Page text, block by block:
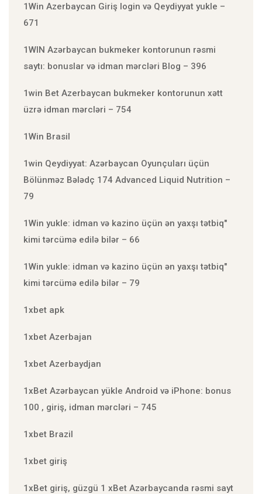
1Win Azerbaycan Giriş login və Qeydiyyat yukle –
671
1WIN Azərbaycan bukmeker kontorunun rəsmi
saytı: bonuslar və idman mərcləri Blog – 396
1win Bet Azerbaycan bukmeker kontorunun xətt
üzrə idman mərcləri – 754
1Win Brasil
1win Qeydiyyat: Azərbaycan Oyunçuları üçün
Bölünməz Bələdç 174 Advanced Liquid Nutrition –
79
1Win yukle: idman və kazino üçün ən yaxşı tətbiq"
kimi tərcümə edilə bilər – 66
1Win yukle: idman və kazino üçün ən yaxşı tətbiq"
kimi tərcümə edilə bilər – 79
1xbet apk
1xbet Azerbajan
1xbet Azerbaydjan
1xBet Azərbaycan yükle Android və iPhone: bonus
100 , giriş, idman mərcləri – 745
1xbet Brazil
1xbet giriş
1xBet giriş, güzgü 1 xBet Azərbaycanda rəsmi sayt